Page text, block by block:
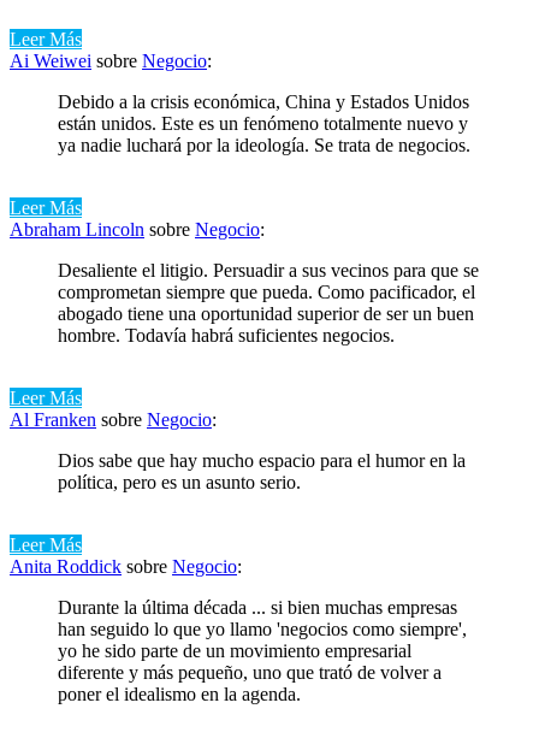
Leer Más
Ai Weiwei sobre Negocio:
Debido a la crisis económica, China y Estados Unidos
están unidos. Este es un fenómeno totalmente nuevo y
ya nadie luchará por la ideología. Se trata de negocios.
Leer Más
Abraham Lincoln sobre Negocio:
Desaliente el litigio. Persuadir a sus vecinos para que se
comprometan siempre que pueda. Como pacificador, el
abogado tiene una oportunidad superior de ser un buen
hombre. Todavía habrá suficientes negocios.
Leer Más
Al Franken sobre Negocio:
Dios sabe que hay mucho espacio para el humor en la
política, pero es un asunto serio.
Leer Más
Anita Roddick sobre Negocio:
Durante la última década ... si bien muchas empresas
han seguido lo que yo llamo 'negocios como siempre',
yo he sido parte de un movimiento empresarial
diferente y más pequeño, uno que trató de volver a
poner el idealismo en la agenda.